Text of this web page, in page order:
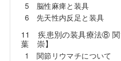
5 脳性麻痺と装具
6 先天性内反足と装具
11 疾患別の装具療法⑧ 関
葉 崇】
1 関節リウマチについて